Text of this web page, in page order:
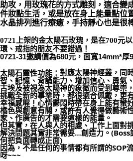
每筆NT$80，滿NT$3,000(含以上)免運
付款後門市自取
免運費
助攻，用玫瑰花的方式雕刻，適合變
件妝點生活，或是放在身上能量點位
水晶排列進行療癒，手持靜心也是很
0721上架的金太陽石玫瑰，是在700元
環、戒指的朋友不要錯過！
0721-31邀請價為680元，面寬14mm*厚
太陽石靈性功能： 對應太陽神經叢，同
智、記憶、背誦能力、增加信心、勇氣
古埃及被視為太陽神的象徵而受到尊崇
挑戰全新的事業時，都很適合佩戴，更
幸福感喔！心情鬱悶時帶在身上能有蠻
橘色與創意有關，或許有人覺得做藝術
家、作廣告的才需要這樣的能量。
但其實，在人與人的相處、工作上面對
解決問題其實非常需要…創造力。(Boss
何把負面轉成正面)
因為，不是任何的事情都有所謂的SOP
呀~~~